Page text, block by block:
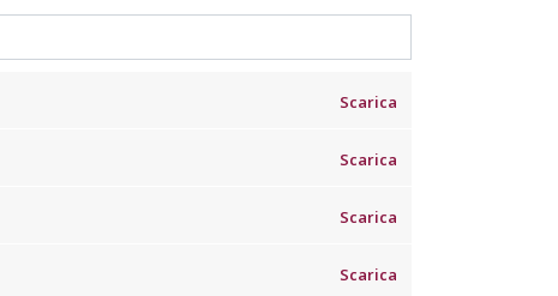
Scarica
Scarica
Scarica
Scarica